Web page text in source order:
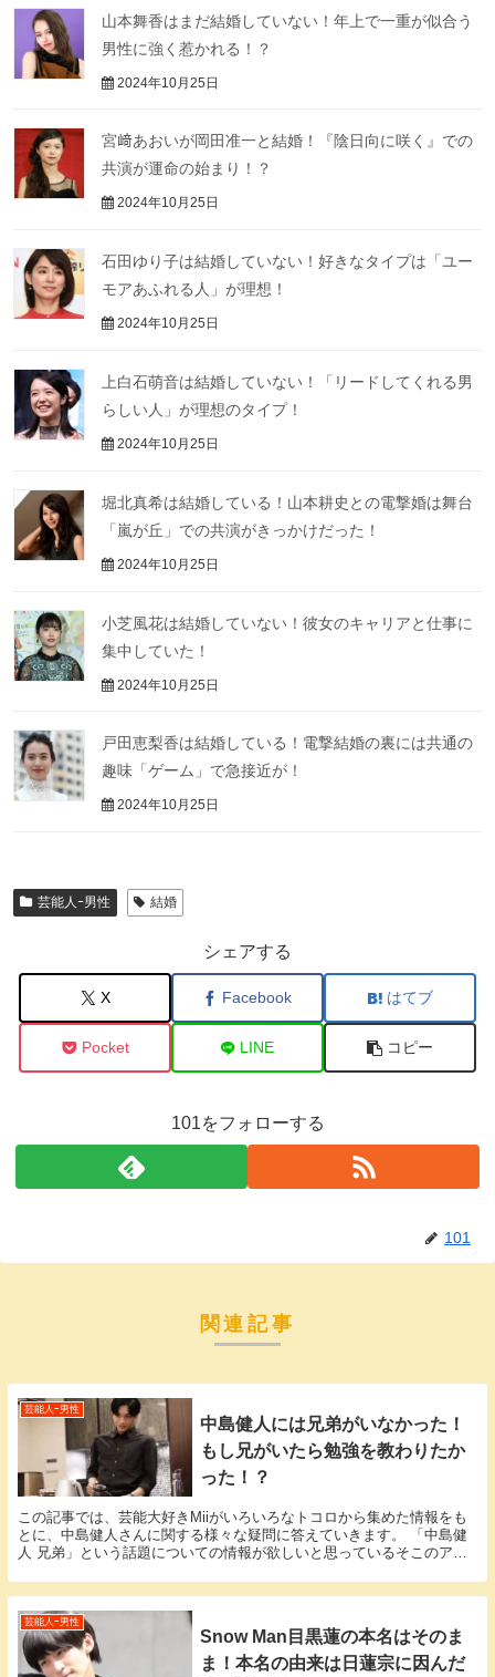
山本舞香はまだ結婚していない！年上で一重が似合う
男性に強く惹かれる！？
2024年10月25日
宮﨑あおいが岡田准一と結婚！『陰日向に咲く』での
共演が運命の始まり！？
2024年10月25日
石田ゆり子は結婚していない！好きなタイプは「ユー
モアあふれる人」が理想！
2024年10月25日
上白石萌音は結婚していない！「リードしてくれる男
らしい人」が理想のタイプ！
2024年10月25日
堀北真希は結婚している！山本耕史との電撃婚は舞台
「嵐が丘」での共演がきっかけだった！
2024年10月25日
小芝風花は結婚していない！彼女のキャリアと仕事に
集中していた！
2024年10月25日
戸田恵梨香は結婚している！電撃結婚の裏には共通の
趣味「ゲーム」で急接近が！
2024年10月25日
芸能人ｰ男性 結婚
シェアする
X Facebook はてブ
Pocket LINE コピー
101をフォローする
101
関連記事
芸能人ｰ男性
中島健人には兄弟がいなかった！
もし兄がいたら勉強を教わりたか
った！？
この記事では、芸能大好きMiiがいろいろなトコロから集めた情報をも
とに、中島健人さんに関する様々な疑問に答えていきます。 「中島健
人 兄弟」という話題についての情報が欲しいと思っているそこのアナ
芸能人ｰ男性
Snow Man目黒蓮の本名はそのま
ま！本名の由来は日蓮宗に因んだ